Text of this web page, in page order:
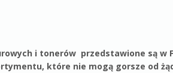
i tonerów przedstawione są w
które nie mogą gorsze od